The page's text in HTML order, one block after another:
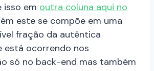
isso em outra coluna aqui no
este se compõe em uma
fração da autêntica
está ocorrendo nos
só no back-end mas também